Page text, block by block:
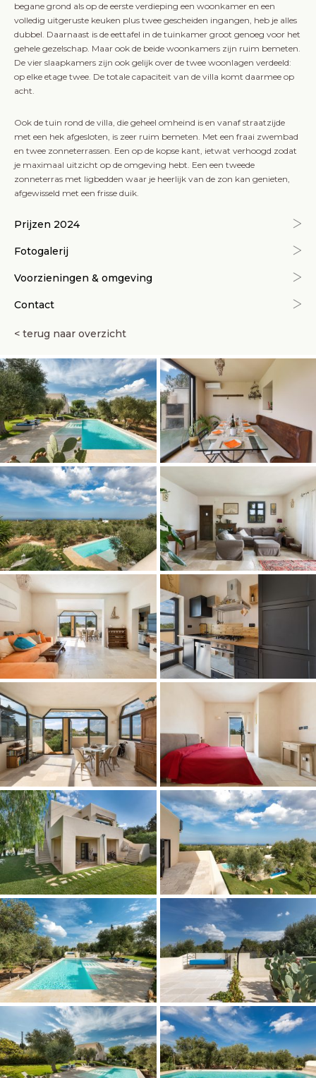
begane grond als op de eerste verdieping een woonkamer en een
volledig uitgeruste keuken plus twee gescheiden ingangen, heb je alles
dubbel. Daarnaast is de eettafel in de tuinkamer groot genoeg voor het
gehele gezelschap. Maar ook de beide woonkamers zijn ruim bemeten.
De vier slaapkamers zijn ook gelijk over de twee woonlagen verdeeld:
op elke etage twee. De totale capaciteit van de villa komt daarmee op
acht.
Ook de tuin rond de villa, die geheel omheind is en vanaf straatzijde
met een hek afgesloten, is zeer ruim bemeten. Met een fraai zwembad
en twee zonneterrassen. Een op de kopse kant, ietwat verhoogd zodat
je maximaal uitzicht op de omgeving hebt. Een een tweede
zonneterras met ligbedden waar je heerlijk van de zon kan genieten,
afgewisseld met een frisse duik.
Prijzen 2024
Fotogalerij
Voorzieningen & omgeving
Contact
< terug naar overzicht